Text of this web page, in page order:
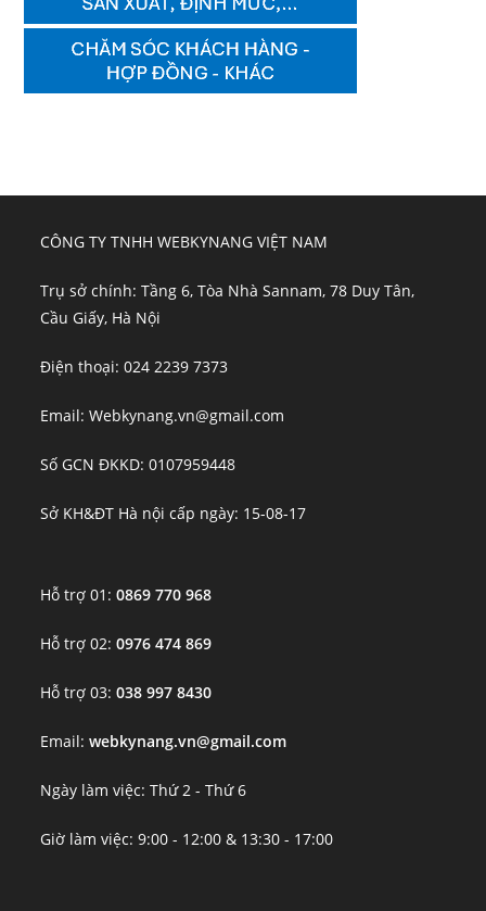
CÔNG TY TNHH WEBKYNANG VIỆT NAM
Trụ sở chính: Tầng 6, Tòa Nhà Sannam, 78 Duy Tân,
Cầu Giấy, Hà Nội
Điện thoại: 024 2239 7373
Email: Webkynang.vn@gmail.com
Số GCN ĐKKD: 0107959448
Sở KH&ĐT Hà nội cấp ngày: 15-08-17
Hỗ trợ 01:0869 770 968
Hỗ trợ 02:0976 474 869
Hỗ trợ 03:038 997 8430
Email:webkynang.vn@gmail.com
Ngày làm việc: Thứ 2 - Thứ 6
Giờ làm việc: 9:00 - 12:00 & 13:30 - 17:00